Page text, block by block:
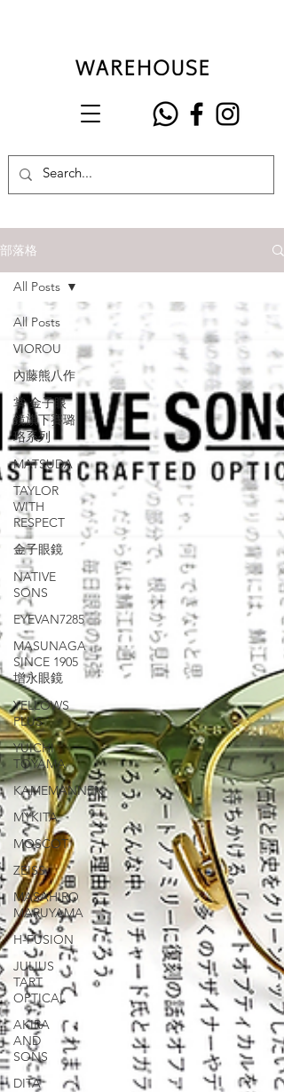
部落格
All Posts
VIOROU
內藤熊八作
掌 金子眼
鏡旗下賽璐
珞系列
MATSUDA
TAYLOR
WITH
RESPECT
金子眼鏡
NATIVE
SONS
EYEVAN7285
MASUNAGA
SINCE 1905
增永眼鏡
YELLOWS
PLUS
YUICHI
TOYAMA
KAMEMANNEN
MYKITA
MOSCOT
ZEISS
MASAHIRO
MARUYAMA
H-FUSION
JULIUS
TART
OPTICAL
AKIRA
AND
SONS
DITA
All Posts